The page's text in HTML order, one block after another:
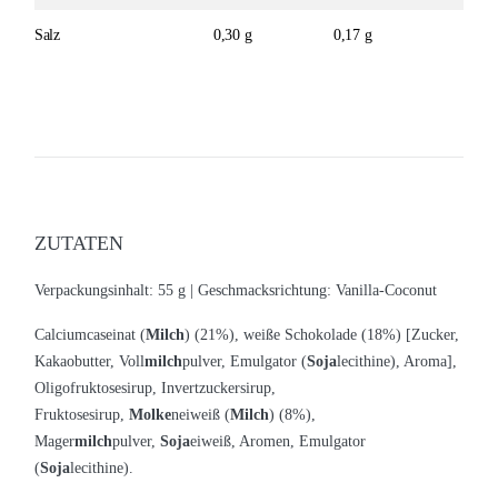
Salz 0,30 g 0,17 g
ZUTATEN
Verpackungsinhalt: 55 g | Geschmacksrichtung: Vanilla-Coconut
Calciumcaseinat (Milch) (21%), weiße Schokolade (18%) [Zucker,
Kakaobutter, Vollmilchpulver, Emulgator (Sojalecithine), Aroma],
Oligofruktosesirup, Invertzuckersirup,
Fruktosesirup, Molkeneiweiß (Milch) (8%),
Magermilchpulver, Sojaeiweiß, Aromen, Emulgator
(Sojalecithine).